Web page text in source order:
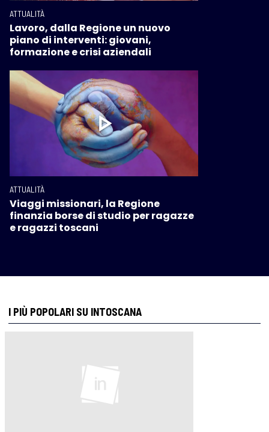
ATTUALITÀ
Lavoro, dalla Regione un nuovo
piano di interventi: giovani,
formazione e crisi aziendali
ATTUALITÀ
Viaggi missionari, la Regione
finanzia borse di studio per ragazze
e ragazzi toscani
I PIÙ POPOLARI SU INTOSCANA